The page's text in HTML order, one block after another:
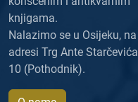
knjigama.
Nalazimo se u Osijeku, na
adresi Trg Ante Starčevića
10 (Pothodnik).